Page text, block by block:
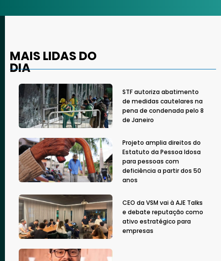
MAIS LIDAS DO
DIA
STF autoriza abatimento
de medidas cautelares na
pena de condenada pelo 8
de Janeiro
Projeto amplia direitos do
Estatuto da Pessoa Idosa
para pessoas com
deficiência a partir dos 50
anos
CEO da VSM vai à AJE Talks
e debate reputação como
ativo estratégico para
empresas